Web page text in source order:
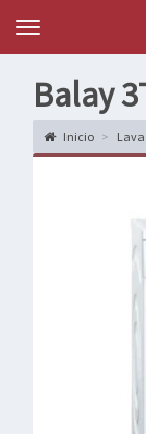
Topten
Menu
Balay
Inicio